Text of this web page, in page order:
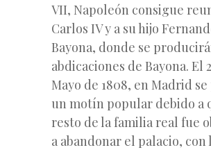
VII, Napoleón consigue
Carlos IV y a su hijo
Bayona, donde se
abdicaciones de Bayona. El
Mayo de 1808, en Madrid
un motín popular debido a
resto de la familia real fue
a abandonar el palacio, con